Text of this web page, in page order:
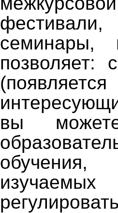
фестивали,
семинары,
позволяет:
вы
обучения,